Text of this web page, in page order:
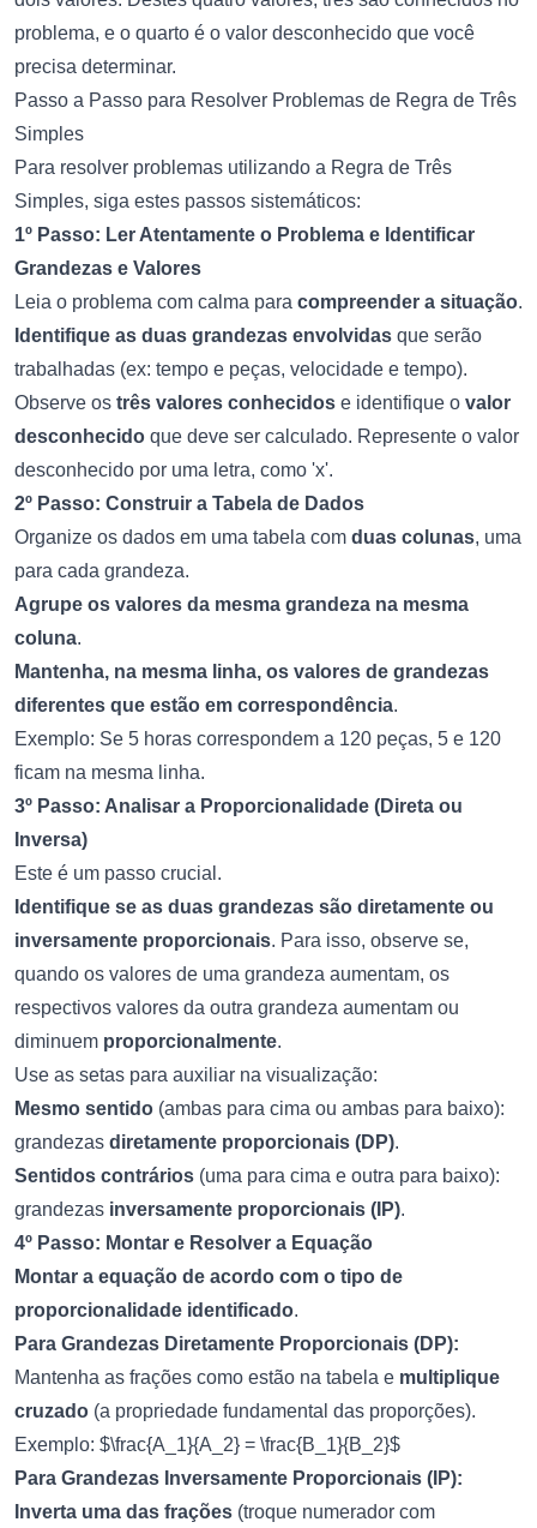
problema, e o quarto é o valor desconhecido que você
precisa determinar.
Passo a Passo para Resolver Problemas de Regra de Três
Simples
Para resolver problemas utilizando a Regra de Três
Simples, siga estes passos sistemáticos:
1º Passo: Ler Atentamente o Problema e Identificar
Grandezas e Valores
Leia o problema com calma para compreender a situação.
Identifique as duas grandezas envolvidas que serão
trabalhadas (ex: tempo e peças, velocidade e tempo).
Observe os três valores conhecidos e identifique o valor
desconhecido que deve ser calculado. Represente o valor
desconhecido por uma letra, como 'x'.
2º Passo: Construir a Tabela de Dados
Organize os dados em uma tabela com duas colunas, uma
para cada grandeza.
Agrupe os valores da mesma grandeza na mesma
coluna.
Mantenha, na mesma linha, os valores de grandezas
diferentes que estão em correspondência.
Exemplo: Se 5 horas correspondem a 120 peças, 5 e 120
ficam na mesma linha.
3º Passo: Analisar a Proporcionalidade (Direta ou
Inversa)
Este é um passo crucial.
Identifique se as duas grandezas são diretamente ou
inversamente proporcionais. Para isso, observe se,
quando os valores de uma grandeza aumentam, os
respectivos valores da outra grandeza aumentam ou
diminuem proporcionalmente.
Use as setas para auxiliar na visualização:
Mesmo sentido (ambas para cima ou ambas para baixo):
grandezas diretamente proporcionais (DP).
Sentidos contrários (uma para cima e outra para baixo):
grandezas inversamente proporcionais (IP).
4º Passo: Montar e Resolver a Equação
Montar a equação de acordo com o tipo de
proporcionalidade identificado.
Para Grandezas Diretamente Proporcionais (DP):
Mantenha as frações como estão na tabela e multiplique
cruzado (a propriedade fundamental das proporções).
Exemplo: $\frac{A_1}{A_2} = \frac{B_1}{B_2}$
Para Grandezas Inversamente Proporcionais (IP):
Inverta uma das frações (troque numerador com